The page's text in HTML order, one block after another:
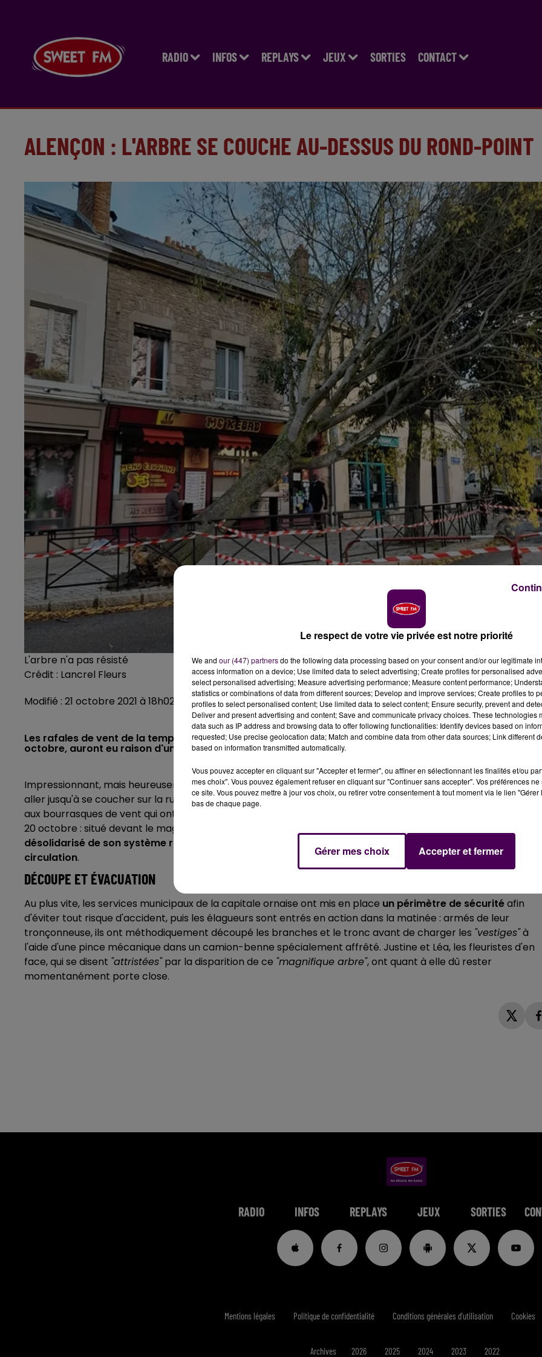
RADIO INFOS REPLAYS JEUX SORTIES CONTACT
ALENÇON : L'ARBRE SE COUCHE AU-DESSUS DU ROND-POINT
L'arbre n'a pas résisté
Crédit : Lancrel Fleurs
Modifié : 21 octobre 2021 à 18h02 par La rédaction
Les rafales de vent de la tempête "Aurore" qui a balayé le grand ouest entre ces mercredi 20 et jeudi 21
octobre, auront eu raison d'un arbre en plein centre-ville d'Alençon.
Impressionnant, mais heureusement sans gravité puisque le sujet s'est affaissé à l'opposé des façades et
aller jusqu'à se coucher sur la rue. Un arbre, qui n'était sans doute déjà plus en très bonne santé, n'a pas
aux bourrasques de vent qui ont soufflé jusque dans le centre-ville d'Alençon en toute fin de soirée ce
20 octobre : situé devant le magasin
désolidarisé de son système racinaire pour se retrouver penché à 45 degrés au-dessus des voies de
circulation.
DÉCOUPE ET ÉVACUATION
Au plus vite, les services municipaux de la capitale ornaise ont mis en place un périmètre de sécuritéafin
d'éviter tout risque d'accident, puis les élagueurs sont entrés en action dans la matinée : armés de leur
tronçonneuse, ils ont méthodiquement découpé les branches et le tronc avant de charger les "vestiges"à
l'aide d'une pince mécanique dans un camion-benne spécialement affrêté. Justine et Léa, les fleuristes d'en
face, qui se disent "attristées"par la disparition de ce "magnifique arbre", ont quant à elle dû rester
momentanément porte close.
RADIO INFOS REPLAYS JEUX SORTIES
Mentions légales Politique de confidentialité Conditions générales d'utilisation Cookies
Archives 2026 2025 2024 2023 2022
Le respect de votre vie privée est notre priorité
We and our (447) partnersdo the following data processing based on your consent and/or our legitimate
access information on a device; Use limited data to select advertising; Create profiles for personalised
select personalised advertising; Measure advertising performance; Measure content performance;
statistics or combinations of data from different sources; Develop and improve services; Create profiles to
profiles to select personalised content; Use limited data to select content; Ensure security, prevent and
Deliver and present advertising and content; Save and communicate privacy choices. These technologies
data such as IP address and browsing data to offer following functionalities: Identify devices based on
requested; Use precise geolocation data; Match and combine data from other data sources; Link different
based on information transmitted automatically.
Vous pouvez accepter en cliquant sur "Accepter et fermer", ou affiner en sélectionnant les finalités et/ou
mes choix". Vous pouvez également refuser en cliquant sur "Continuer sans accepter". Vos préférences
ce site. Vous pouvez mettre à jour vos choix, ou retirer votre consentement à tout moment via le lien
bas de chaque page.
Gérer mes choix Accepter et fermer